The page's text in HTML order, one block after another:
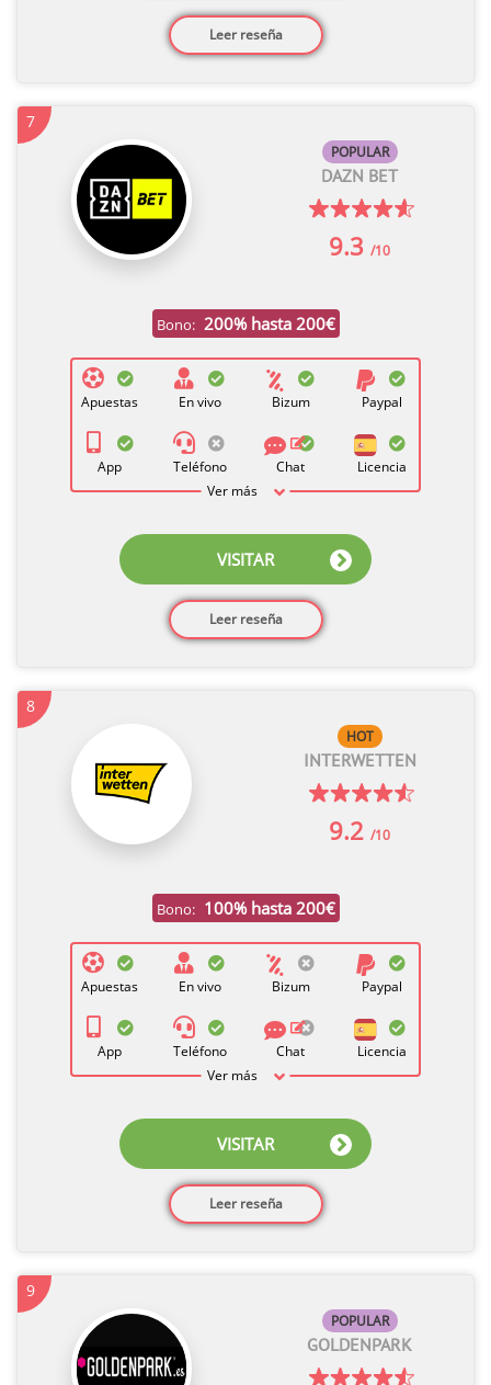
Leer reseña
7
POPULAR
DAZN BET
9.3 /10
Bono: 200% hasta 200€
Ver más
Apuestas En vivo Bizum Paypal
App Teléfono Chat Licencia
VISITAR
Leer reseña
8
HOT
INTERWETTEN
9.2 /10
Bono: 100% hasta 200€
Ver más
Apuestas En vivo Bizum Paypal
App Teléfono Chat Licencia
VISITAR
Leer reseña
9
POPULAR
GOLDENPARK